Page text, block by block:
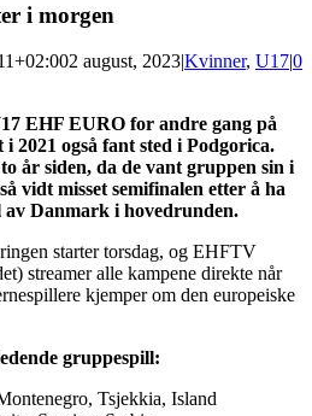
i morgen
2 august, 2023|Kvinner, U17|0
EHF EURO for andre gang på
2021 også fant sted i Podgorica.
år siden, da de vant gruppen sin i
vidt misset semifinalen etter å ha
Danmark i hovedrunden.
starter torsdag, og EHFTV
streamer alle kampene direkte når
kjemper om den europeiske
gruppespill:
Tsjekkia, Island